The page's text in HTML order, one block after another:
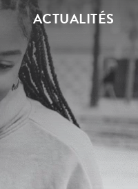
ACTUALITÉS